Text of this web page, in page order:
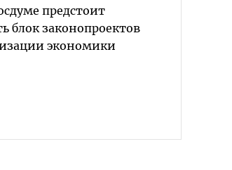
предстоит
блок законопроектов
экономики